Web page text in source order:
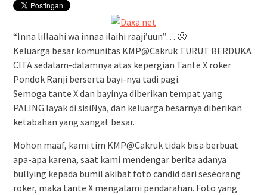
“Inna lillaahi wa innaa ilaihi raaji’uun”… 🙁
Keluarga besar komunitas KMP@Cakruk TURUT BERDUKA
CITA sedalam-dalamnya atas kepergian Tante X roker
Pondok Ranji berserta bayi-nya tadi pagi.
Semoga tante X dan bayinya diberikan tempat yang
PALING layak di sisiNya, dan keluarga besarnya diberikan
ketabahan yang sangat besar.
Mohon maaf, kami tim KMP@Cakruk tidak bisa berbuat
apa-apa karena, saat kami mendengar berita adanya
bullying kepada bumil akibat foto candid dari seseorang
roker, maka tante X mengalami pendarahan. Foto yang